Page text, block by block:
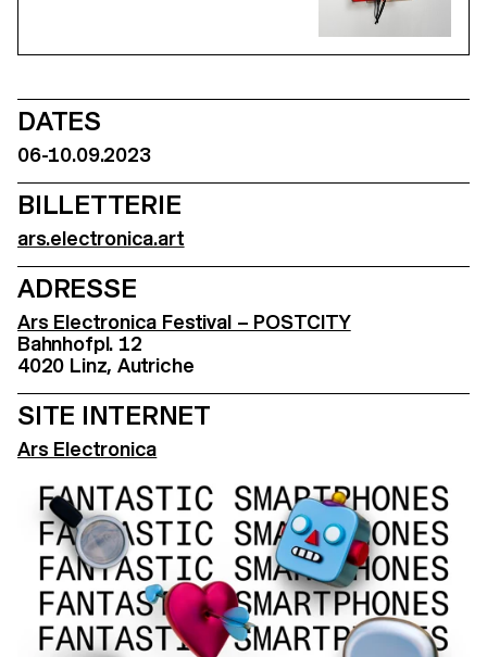
DATES
06-10.09.2023
BILLETTERIE
ars.electronica.art
ADRESSE
Ars Electronica Festival – POSTCITY
Bahnhofpl. 12
4020 Linz, Autriche
SITE INTERNET
Ars Electronica